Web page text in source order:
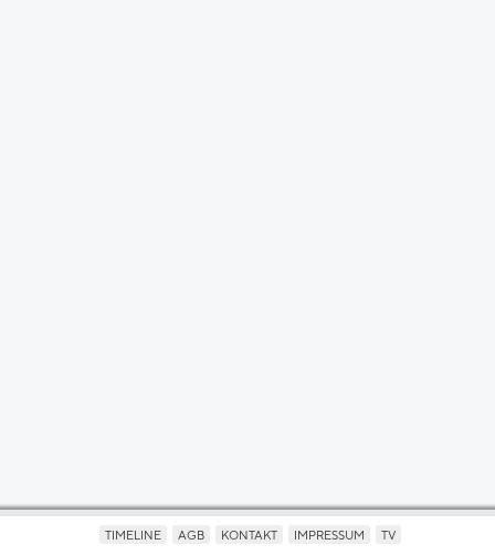
TIMELINE AGB KONTAKT IMPRESSUM TV